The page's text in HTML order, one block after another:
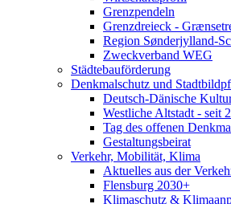
Grenzpendeln
Grenzdreieck -
Region Sønderjylland-
Zweckverband WEG
Städtebauförderung
Denkmalschutz und
Deutsch-Dänische
Westliche Altstadt - seit
Tag des offenen
Gestaltungsbeirat
Verkehr, Mobilität, Klima
Aktuelles aus der
Flensburg 2030+
Klimaschutz &